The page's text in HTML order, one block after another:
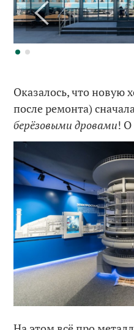
Оказалось, что новую
после ремонта)
берёзовыми дровами!